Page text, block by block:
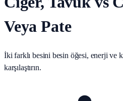
Veya Pate
İki farklı besini besin öğesi, enerji ve
karşılaştırın.